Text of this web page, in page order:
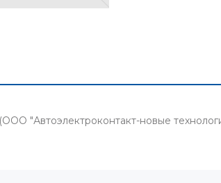
"Автоэлектроконтакт-новые